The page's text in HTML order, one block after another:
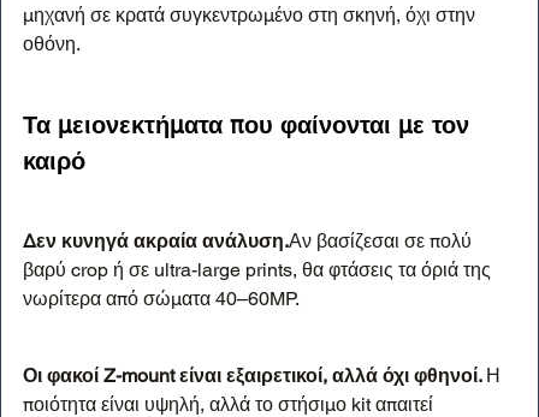
μηχανή σε κρατά συγκεντρωμένο στη σκηνή, όχι στην
οθόνη.
Τα μειονεκτήματα που φαίνονται με τον
καιρό
Δεν κυνηγά ακραία ανάλυση.Αν βασίζεσαι σε πολύ
βαρύ crop ή σε ultra-large prints, θα φτάσεις τα όριά της
νωρίτερα από σώματα 40–60MP.
Οι φακοί Z-mount είναι εξαιρετικοί, αλλά όχι φθηνοί. Η
ποιότητα είναι υψηλή, αλλά το στήσιμο kit απαιτεί